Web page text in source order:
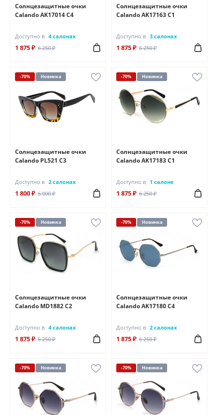
Солнцезащитные очки
Calando AK17014 C4
Доступно в 4 салонах
1 875 ₽ 6 250 ₽
Солнцезащитные очки
Calando AK17163 C1
Доступно в 3 салонах
1 875 ₽ 6 250 ₽
-70% Новинка
Солнцезащитные очки
Calando PL521 C3
Доступно в 2 салонах
1 800 ₽ 6 000 ₽
-70% Новинка
Солнцезащитные очки
Calando AK17183 C1
Доступно в 1 салоне
1 875 ₽ 6 250 ₽
-70% Новинка
Солнцезащитные очки
Calando MD1882 C2
Доступно в 4 салонах
1 875 ₽ 6 250 ₽
-70% Новинка
Солнцезащитные очки
Calando AK17180 C4
Доступно в 2 салонах
1 875 ₽ 6 250 ₽
-70% Новинка -70% Новинка